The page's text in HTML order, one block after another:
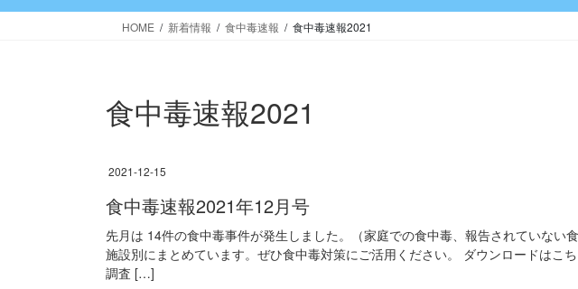
ッ
移
HOME 新着情報 食中毒速報 食中毒速報2021
食中毒速報2021
2021-12-15
食中毒速報2021年12月号
先月は 14件の食中毒事件が発生しました。（家庭での食中毒、報告されていない
施設別にまとめています。ぜひ食中毒対策にご活用ください。 ダウンロードはこ
調査 […]